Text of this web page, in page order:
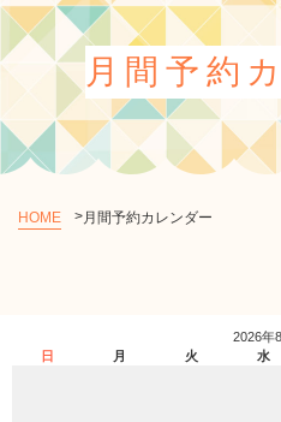
ショッ
月間予約
HOME 月間予約カレンダー
2026年
日
月 火 水